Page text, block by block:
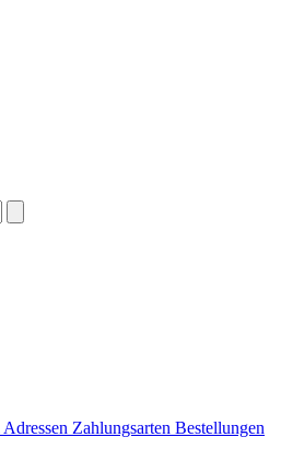
Adressen Zahlungsarten Bestellungen